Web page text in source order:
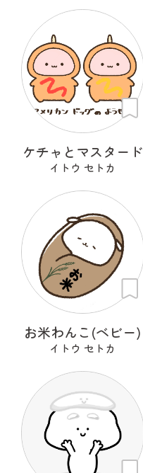
ケチャとマスタード
イトウ セトカ
お米わんこ(ベビー)
イトウ セトカ